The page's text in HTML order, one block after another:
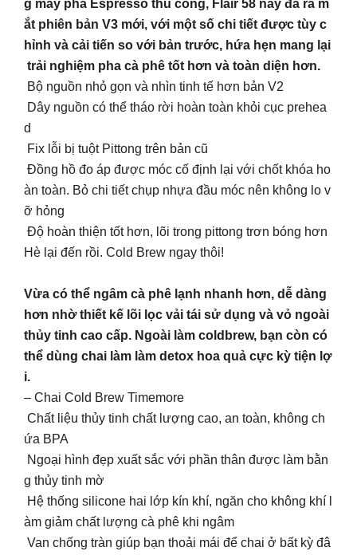
g máy pha Espresso thủ công, Flair 58 nay đã ra m
ắt phiên bản V3 mới, với một số chi tiết được tùy c
hỉnh và cải tiến so với bản trước, hứa hẹn mang lại
trải nghiệm pha cà phê tốt hơn và toàn diện hơn.
Bộ nguồn nhỏ gọn và nhìn tinh tế hơn bản V2
Dây nguồn có thể tháo rời hoàn toàn khỏi cục prehea
d
Fix lỗi bị tuột Pittong trên bản cũ
Đồng hồ đo áp được móc cố định lại với chốt khóa ho
àn toàn. Bỏ chi tiết chụp nhựa đầu móc nên không lo v
ỡ hỏng
Độ hoàn thiện tốt hơn, lõi trong pittong trơn bóng hơn
Hè lại đến rồi. Cold Brew ngay thôi!
Vừa có thể ngâm cà phê lạnh nhanh hơn, dễ dàng
hơn nhờ thiết kế lõi lọc vải tái sử dụng và vỏ ngoài
thủy tinh cao cấp. Ngoài làm coldbrew, bạn còn có
thể dùng chai làm làm detox hoa quả cực kỳ tiện lợ
i.
– Chai Cold Brew Timemore
Chất liệu thủy tinh chất lượng cao, an toàn, không ch
ứa BPA
Ngoại hình đẹp xuất sắc với phần thân được làm bằn
g thủy tinh mờ
Hệ thống silicone hai lớp kín khí, ngăn cho không khí l
àm giảm chất lượng cà phê khi ngâm
Van chống tràn giúp bạn thoải mái để chai ở bất kỳ đâ